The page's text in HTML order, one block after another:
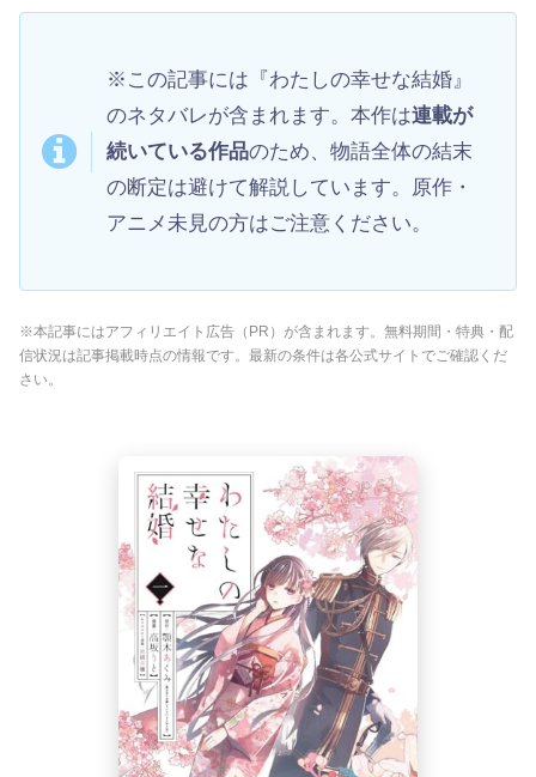
※この記事には『わたしの幸せな結婚』
のネタバレが含まれます。本作は連載が
続いている作品のため、物語全体の結末
の断定は避けて解説しています。原作・
アニメ未見の方はご注意ください。
※本記事にはアフィリエイト広告（PR）が含まれます。無料期間・特典・配
信状況は記事掲載時点の情報です。最新の条件は各公式サイトでご確認くだ
さい。